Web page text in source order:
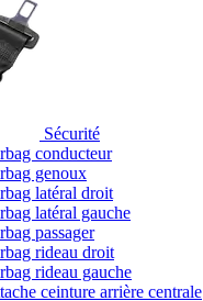
Sécurité
conducteur
genoux
latéral droit
latéral gauche
passager
rideau droit
rideau gauche
ceinture arrière centrale